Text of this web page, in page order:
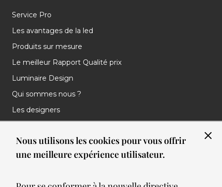
Nous utilisons les cookies pour vous offrir
une meilleure expérience utilisateur.
Service Pro
Les avantages de la led
Produits sur mesure
Le meilleur Rapport Qualité prix
Luminaire Design
Qui sommes nous ?
Les designers
Nos réalisations
Nos Clients